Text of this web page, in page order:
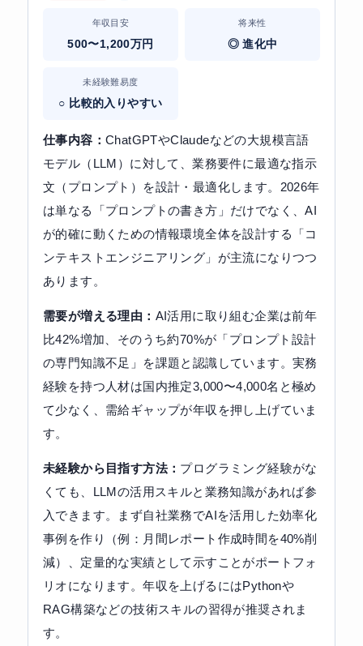
年収目安
500〜1,200万円
将来性
◎ 進化中
未経験難易度
○ 比較的入りやすい
仕事内容： ChatGPTやClaudeなどの大規模言語
モデル（LLM）に対して、業務要件に最適な指示
文（プロンプト）を設計・最適化します。2026年
は単なる「プロンプトの書き方」だけでなく、AI
が的確に動くための情報環境全体を設計する「コ
ンテキストエンジニアリング」が主流になりつつ
あります。
需要が増える理由： AI活用に取り組む企業は前年
比42%増加、そのうち約70%が「プロンプト設計
の専門知識不足」を課題と認識しています。実務
経験を持つ人材は国内推定3,000〜4,000名と極め
て少なく、需給ギャップが年収を押し上げていま
す。
未経験から目指す方法： プログラミング経験がな
くても、LLMの活用スキルと業務知識があれば参
入できます。まず自社業務でAIを活用した効率化
事例を作り（例：月間レポート作成時間を40%削
減）、定量的な実績として示すことがポートフォ
リオになります。年収を上げるにはPythonや
RAG構築などの技術スキルの習得が推奨されま
す。